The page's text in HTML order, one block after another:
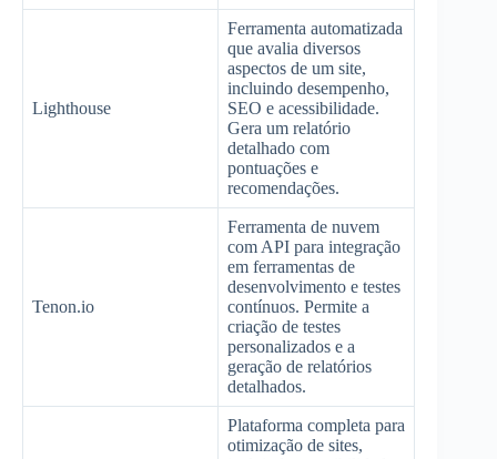
Lighthouse
Ferramenta automatizada
que avalia diversos
aspectos de um site,
incluindo desempenho,
SEO e acessibilidade.
Gera um relatório
detalhado com
pontuações e
recomendações.
Tenon.io
Ferramenta de nuvem
com API para integração
em ferramentas de
desenvolvimento e testes
contínuos. Permite a
criação de testes
personalizados e a
geração de relatórios
detalhados.
Plataforma completa para
otimização de sites,